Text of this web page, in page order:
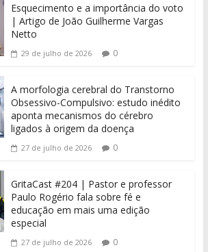
Esquecimento e a importância do voto
| Artigo de João Guilherme Vargas
Netto
29 de julho de 2026 0
A morfologia cerebral do Transtorno
Obsessivo-Compulsivo: estudo inédito
aponta mecanismos do cérebro
ligados à origem da doença
27 de julho de 2026 0
GritaCast #204 | Pastor e professor
Paulo Rogério fala sobre fé e
educação em mais uma edição
especial
27 de julho de 2026 0